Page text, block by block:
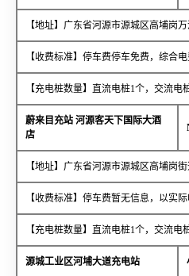
【地址】广东省河源市源城区高埔岗
【收费标准】停车费停车免费，综合电
【充电桩数量】直流电桩1个，交流电
蔚来目充站 河源客天下国际大酒
店
【地址】广东省河源市源城区高埔岗
【收费标准】停车费暂无信息，以实
【充电桩数量】直流电桩1个，交流电
源城工业区河埔大道充电站